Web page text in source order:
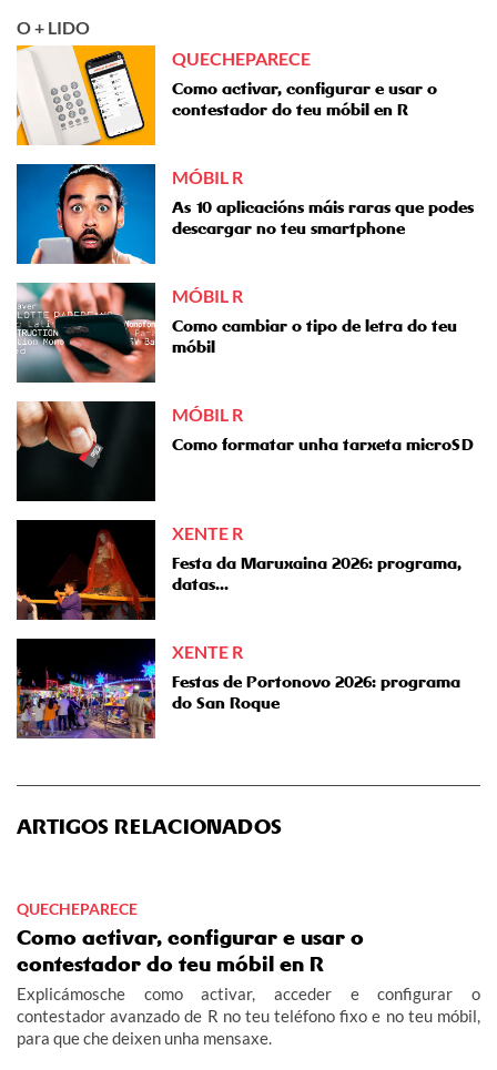
O + LIDO
QUECHEPARECE
Como activar, configurar e usar o
contestador do teu móbil en R
MÓBIL R
As 10 aplicacións máis raras que podes
descargar no teu smartphone
MÓBIL R
Como cambiar o tipo de letra do teu
móbil
MÓBIL R
Como formatar unha tarxeta microSD
XENTE R
Festa da Maruxaina 2026: programa,
datas...
XENTE R
Festas de Portonovo 2026: programa
do San Roque
ARTIGOS RELACIONADOS
QUECHEPARECE
Como activar, configurar e usar o
contestador do teu móbil en R
Explicámosche como activar, acceder e configurar o
contestador avanzado de R no teu teléfono fixo e no teu móbil,
para que che deixen unha mensaxe.